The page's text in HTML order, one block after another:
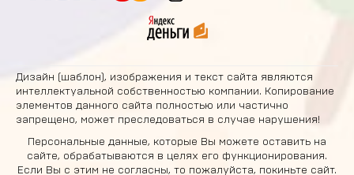
Дизайн (шаблон), изображения и текст сайта являются
интеллектуальной собственностью компании. Копирование
элементов данного сайта полностью или частично
запрещено, может преследоваться в случае нарушения!
Персональные данные, которые Вы можете оставить на
сайте, обрабатываются в целях его функционирования.
Если Вы с этим не согласны, то пожалуйста, покиньте сайт.